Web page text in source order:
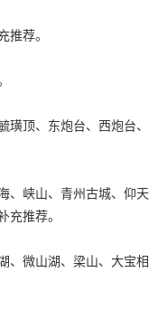
荐。
顶、东炮台、西炮台、
、峡山、青州古城、仰天
推荐。
、微山湖、梁山、大宝相